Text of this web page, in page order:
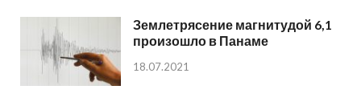
Землетрясение магнитудой 6,1
произошло в Панаме
18.07.2021